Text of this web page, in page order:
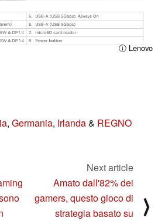
ⓘ Lenovo
, Germania, Irlanda& REGNO
Next article
Amato dall'82% dei
gamers, questo gioco di
strategia basato su
⟩